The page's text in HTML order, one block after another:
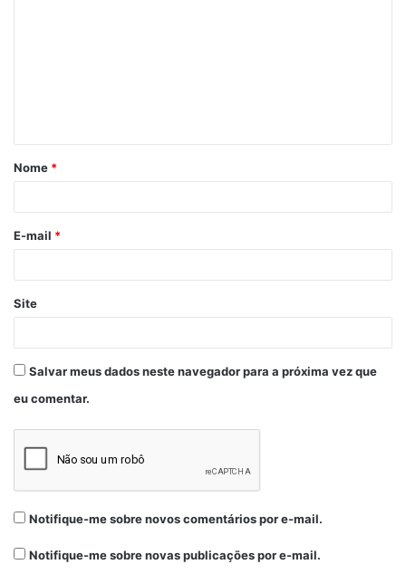
Nome *
E-mail *
Site
Salvar meus dados neste navegador para a próxima vez que
eu comentar.
Notifique-me sobre novos comentários por e-mail.
Notifique-me sobre novas publicações por e-mail.